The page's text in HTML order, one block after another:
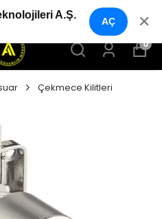
GEÇIŞ SISTEMLERI
0
Çekmece Kilitleri
A.Ş.
AÇ ✕